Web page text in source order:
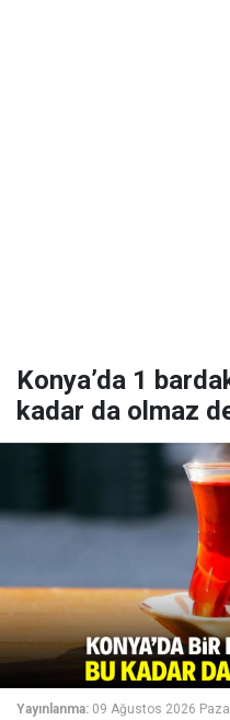
Konya’da 1
kadar da olmaz
Yayınlanma: 09 Ağustos 2026